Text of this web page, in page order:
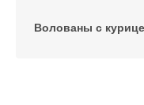
Волованы с